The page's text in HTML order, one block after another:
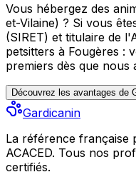
Vous hébergez des
et-Vilaine) ? Si vous
(SIRET) et titulaire de
petsitters à Fougères :
premiers dès que nous
Découvrez les avantages de
Gardicanin
La référence française
ACACED. Tous nos
certifiés.